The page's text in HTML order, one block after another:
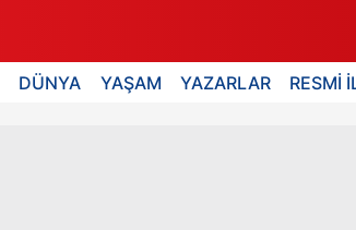
DÜNYA YAŞAM YAZARLAR RESMİ